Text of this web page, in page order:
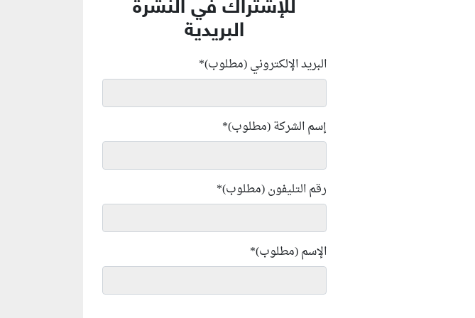
للإشتراك في النشرة
البريدية
البريد الإلكتروني (مطلوب)*
إسم الشركة (مطلوب)*
رقم التليفون (مطلوب)*
الإسم (مطلوب)*